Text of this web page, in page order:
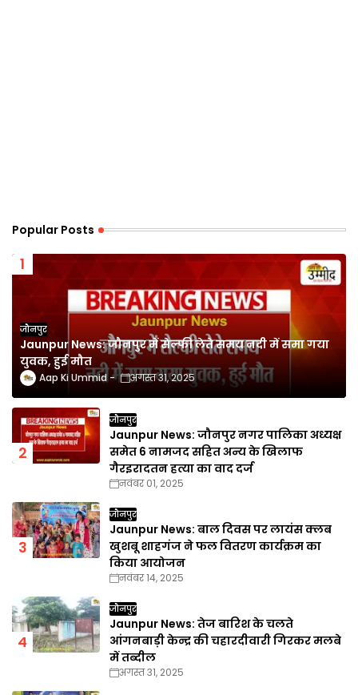
Popular Posts
जौनपुर
Jaunpur News: जौनपुर में सेल्फी लेते समय नदी में समा गया
युवक, हुई मौत
Aap Ki Ummid अगस्त 31, 2025
जौनपुर
Jaunpur News: जौनपुर नगर पालिका अध्यक्ष
समेत 6 नामजद सहित अन्य के खिलाफ
गैरइरादतन हत्या का वाद दर्ज
नवंबर 01, 2025
जौनपुर
Jaunpur News: बाल दिवस पर लायंस क्लब
खुशबू शाहगंज ने फल वितरण कार्यक्रम का
किया आयोजन
नवंबर 14, 2025
जौनपुर
Jaunpur News: तेज बारिश के चलते
आंगनबाड़ी केन्द्र की चहारदीवारी गिरकर मलबे
में तब्दील
अगस्त 31, 2025